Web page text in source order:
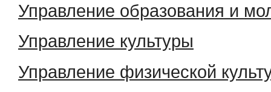
Управление образования и
Управление культуры
Управление физической